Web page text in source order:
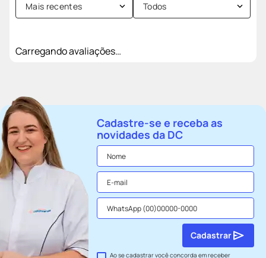
Mais recentes Todos
Carregando avaliações…
Cadastre-se e receba as
novidades da DC
Ao se cadastrar você concorda em receber
Cadastrar